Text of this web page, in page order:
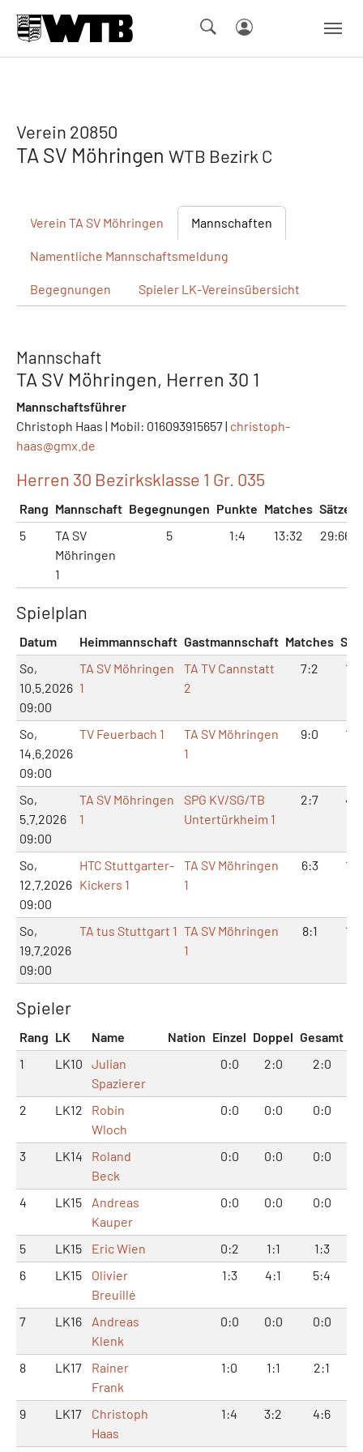
Verein 20850
TA SV Möhringen WTB Bezirk C
Verein TA SV Möhringen Mannschaften
Namentliche Mannschaftsmeldung
Begegnungen Spieler LK-Vereinsübersicht
Mannschaft
TA SV Möhringen, Herren 30 1
Mannschaftsführer
Christoph Haas | Mobil: 016093915657 | christoph-
haas@gmx.de
Herren 30 Bezirksklasse 1 Gr. 035
Rang Mannschaft Begegnungen Punkte Matches Sätze
5
TA SV
Möhringen
1
5 1:4 13:32 29:66
Spielplan
Datum Heimmannschaft Gastmannschaft Matches
So,
10.5.2026
09:00
TA SV Möhringen
1
TA TV Cannstatt
2
7:2
So,
14.6.2026
09:00
TV Feuerbach 1
TA SV Möhringen
1
9:0
So,
5.7.2026
09:00
TA SV Möhringen
1
SPG KV/SG/TB
Untertürkheim 1
2:7
So,
12.7.2026
09:00
HTC Stuttgarter-
Kickers 1
TA SV Möhringen
1
6:3
So,
19.7.2026
09:00
TA tus Stuttgart 1 TA SV Möhringen
1
8:1
Spieler
Rang LK Name Nation Einzel Doppel Gesamt
1
LK10
Julian
Spazierer
0:0 2:0 2:0
2 LK12
Robin
Wloch
0:0 0:0 0:0
3 LK14
Roland
Beck
0:0 0:0 0:0
4 LK15
Andreas
Kauper
0:0 0:0 0:0
5 LK15 Eric Wien 0:2 1:1
1:3
6
LK15
Olivier
Breuillé
1:3 4:1 5:4
7 LK16
Andreas
Klenk
0:0 0:0 0:0
8 LK17
Rainer
Frank
1:0 1:1 2:1
9 LK17
Christoph
Haas
1:4 3:2 4:6